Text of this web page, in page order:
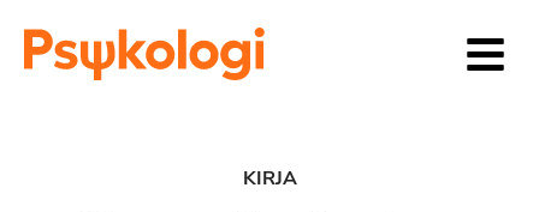
KIRJA